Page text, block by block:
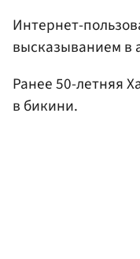
Интернет-
высказыванием в
Ранее 50-летняя
в бикини.